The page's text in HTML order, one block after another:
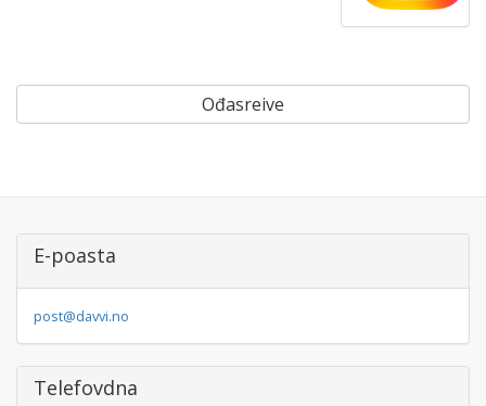
Ođasreive
E-poasta
post@davvi.no
Telefovdna